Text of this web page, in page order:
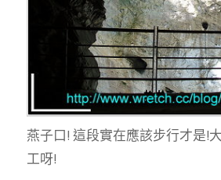
燕子口! 這段實在應該步行才是!
工呀!